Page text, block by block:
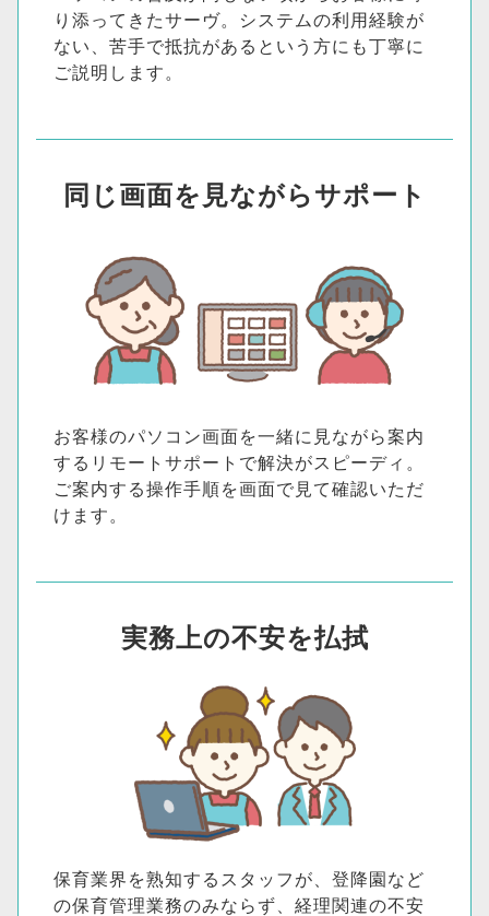
り添ってきたサーヴ。システムの利用経験が
ない、苦手で抵抗があるという方にも丁寧に
ご説明します。
同じ画面を見ながらサポート
お客様のパソコン画面を一緒に見ながら案内
するリモートサポートで解決がスピーディ。
ご案内する操作手順を画面で見て確認いただ
けます。
実務上の不安を払拭
保育業界を熟知するスタッフが、登降園など
の保育管理業務のみならず、経理関連の不安